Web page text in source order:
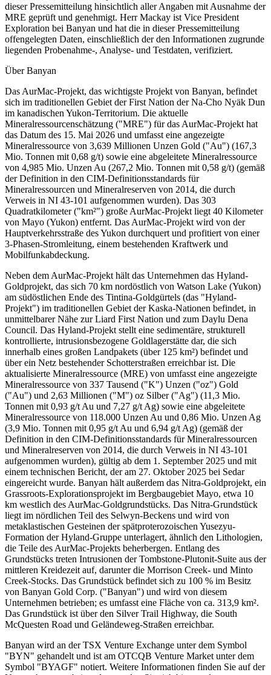
dieser Pressemitteilung hinsichtlich aller Angaben mit Ausnahme der
MRE geprüft und genehmigt. Herr Mackay ist Vice President
Exploration bei Banyan und hat die in dieser Pressemitteilung
offengelegten Daten, einschließlich der den Informationen zugrunde
liegenden Probenahme-, Analyse- und Testdaten, verifiziert.
Über Banyan
Das AurMac-Projekt, das wichtigste Projekt von Banyan, befindet
sich im traditionellen Gebiet der First Nation der Na-Cho Nyäk Dun
im kanadischen Yukon-Territorium. Die aktuelle
Mineralressourcenschätzung ("MRE") für das AurMac-Projekt hat
das Datum des 15. Mai 2026 und umfasst eine angezeigte
Mineralressource von 3,639 Millionen Unzen Gold ("Au") (167,3
Mio. Tonnen mit 0,68 g/t) sowie eine abgeleitete Mineralressource
von 4,985 Mio. Unzen Au (267,2 Mio. Tonnen mit 0,58 g/t) (gemäß
der Definition in den CIM-Definitionsstandards für
Mineralressourcen und Mineralreserven von 2014, die durch
Verweis in NI 43-101 aufgenommen wurden). Das 303
Quadratkilometer ("km²") große AurMac-Projekt liegt 40 Kilometer
von Mayo (Yukon) entfernt. Das AurMac-Projekt wird von der
Hauptverkehrsstraße des Yukon durchquert und profitiert von einer
3-Phasen-Stromleitung, einem bestehenden Kraftwerk und
Mobilfunkabdeckung.
Neben dem AurMac-Projekt hält das Unternehmen das Hyland-
Goldprojekt, das sich 70 km nordöstlich von Watson Lake (Yukon)
am südöstlichen Ende des Tintina-Goldgürtels (das "Hyland-
Projekt") im traditionellen Gebiet der Kaska-Nationen befindet, in
unmittelbarer Nähe zur Liard First Nation und zum Daylu Dena
Council. Das Hyland-Projekt stellt eine sedimentäre, strukturell
kontrollierte, intrusionsbezogene Goldlagerstätte dar, die sich
innerhalb eines großen Landpakets (über 125 km²) befindet und
über ein Netz bestehender Schotterstraßen erreichbar ist. Die
aktualisierte Mineralressource (MRE) von umfasst eine angezeigte
Mineralressource von 337 Tausend ("K") Unzen ("oz") Gold
("Au") und 2,63 Millionen ("M") oz Silber ("Ag") (11,3 Mio.
Tonnen mit 0,93 g/t Au und 7,27 g/t Ag) sowie eine abgeleitete
Mineralressource von 118.000 Unzen Au und 0,86 Mio. Unzen Ag
(3,9 Mio. Tonnen mit 0,95 g/t Au und 6,94 g/t Ag) (gemäß der
Definition in den CIM-Definitionsstandards für Mineralressourcen
und Mineralreserven von 2014, die durch Verweis in NI 43-101
aufgenommen wurden), gültig ab dem 1. September 2025 und mit
einem technischen Bericht, der am 27. Oktober 2025 bei Sedar
eingereicht wurde. Banyan hält außerdem das Nitra-Goldprojekt, ein
Grassroots-Explorationsprojekt im Bergbaugebiet Mayo, etwa 10
km westlich des AurMac-Goldgrundstücks. Das Nitra-Grundstück
liegt im nördlichen Teil des Selwyn-Beckens und wird von
metaklastischen Gesteinen der spätproterozoischen Yusezyu-
Formation der Hyland-Gruppe unterlagert, ähnlich den Lithologien,
die Teile des AurMac-Projekts beherbergen. Entlang des
Grundstücks treten Intrusionen der Tombstone-Plutonit-Suite aus der
mittleren Kreidezeit auf, darunter die Morrison Creek- und Minto
Creek-Stocks. Das Grundstück befindet sich zu 100 % im Besitz
von Banyan Gold Corp. ("Banyan") und wird von diesem
Unternehmen betrieben; es umfasst eine Fläche von ca. 313,9 km².
Das Grundstück ist über den Silver Trail Highway, die South
McQuesten Road und Geländeweg-Straßen erreichbar.
Banyan wird an der TSX Venture Exchange unter dem Symbol
"BYN" gehandelt und ist am OTCQB Venture Market unter dem
Symbol "BYAGF" notiert. Weitere Informationen finden Sie auf der